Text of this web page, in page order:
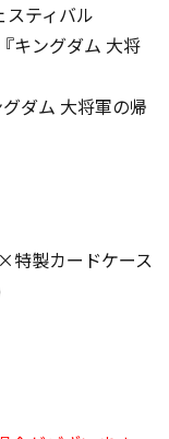
スティバル
キングダム 大将
ダム 大将軍の帰
特製カードケース